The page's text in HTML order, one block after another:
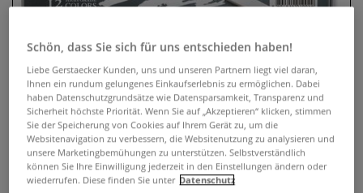
GALLERY Pastellkreide, Erdtöne
Schön, dass Sie sich für uns entschieden haben!
Liebe Gerstaecker Kunden, uns und unseren Partnern liegt viel daran,
Ihnen ein rundum gelungenes Einkaufserlebnis zu ermöglichen. Dabei
haben Datenschutzgrundsätze wie Datensparsamkeit, Transparenz und
Sicherheit höchste Priorität. Wenn Sie auf „Akzeptieren“ klicken, stimmen
Sie der Speicherung von Cookies auf Ihrem Gerät zu, um die
Websitenavigation zu verbessern, die Websitenutzung zu analysieren und
unsere Marketingbemühungen zu unterstützen. Selbstverständlich
können Sie Ihre Einwilligung jederzeit in den Einstellungen ändern oder
wiederrufen. Diese finden Sie unter Datenschutz